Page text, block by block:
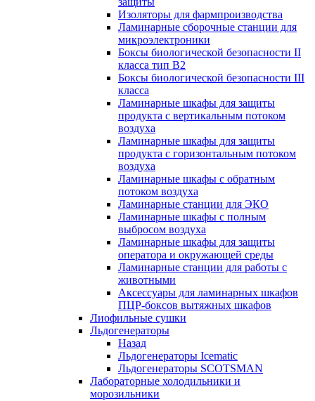
Изоляторы для фармпроизводства
Ламинарные сборочные станции для
микроэлектроники
Боксы биологической безопасности II
класса тип B2
Боксы биологической безопасности III
класса
Ламинарные шкафы для защиты
продукта с вертикальным потоком
воздуха
Ламинарные шкафы для защиты
продукта с горизонтальным потоком
воздуха
Ламинарные шкафы с обратным
потоком воздуха
Ламинарные станции для ЭКО
Ламинарные шкафы с полным
выбросом воздуха
Ламинарные шкафы для защиты
оператора и окружающей среды
Ламинарные станции для работы с
животными
Аксессуары для ламинарных шкафов
ПЦР-боксов вытяжных шкафов
Лиофильные сушки
Льдогенераторы
Назад
Льдогенераторы Icematic
Льдогенераторы SCOTSMAN
Лабораторные холодильники и
морозильники